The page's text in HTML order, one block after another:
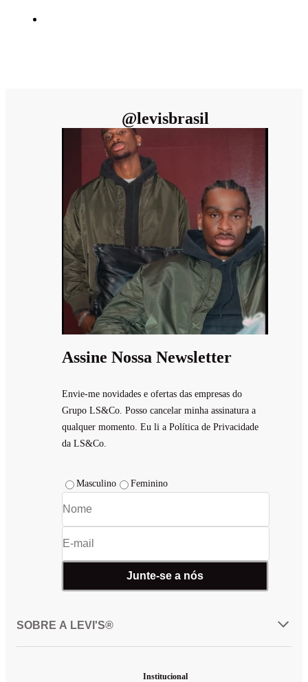
@levisbrasil
Assine Nossa Newsletter
Envie-me novidades e ofertas das empresas do
Grupo LS&Co. Posso cancelar minha assinatura a
qualquer momento. Eu li a Política de Privacidade
da LS&Co.
Masculino Feminino
Junte-se a nós
SOBRE A LEVI'S®
Institucional